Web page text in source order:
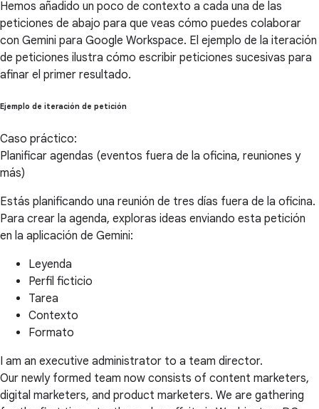
Hemos añadido un poco de contexto a cada una de las
peticiones de abajo para que veas cómo puedes colaborar
con Gemini para Google Workspace. El ejemplo de la iteración
de peticiones ilustra cómo escribir peticiones sucesivas para
afinar el primer resultado.
Ejemplo de iteración de petición
Caso práctico:
Planificar agendas (eventos fuera de la oficina, reuniones y
más)
Estás planificando una reunión de tres días fuera de la oficina.
Para crear la agenda, exploras ideas enviando esta petición
en la aplicación de Gemini:
Leyenda
Perfil ficticio
Tarea
Contexto
Formato
I am an executive administrator to a team director.
Our newly formed team now consists of content marketers,
digital marketers, and product marketers. We are gathering